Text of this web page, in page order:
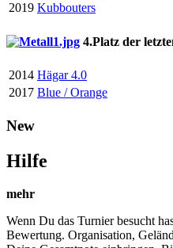
2019 Kubbouters
4.Platz der
2014 Hägar 4.0
2017 Blue / Orange
New
Hilfe
mehr
Wenn Du das Turnier besucht
Bewertung. Organisation,